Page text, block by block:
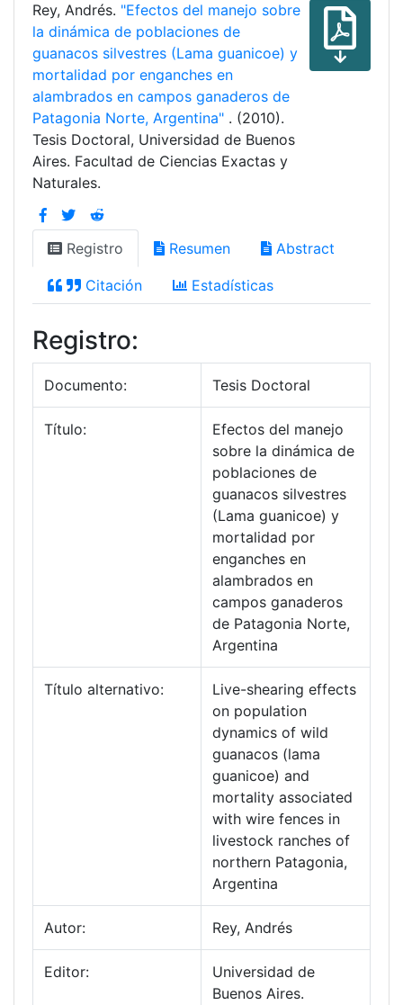
Rey, Andrés. "Efectos del manejo sobre
la dinámica de poblaciones de
guanacos silvestres (Lama guanicoe) y
mortalidad por enganches en
alambrados en campos ganaderos de
Patagonia Norte, Argentina" . (2010).
Tesis Doctoral, Universidad de Buenos
Aires. Facultad de Ciencias Exactas y
Naturales.
Registro Resumen Abstract
Citación Estadísticas
Registro:
Documento: Tesis Doctoral
Título:
Efectos del manejo
sobre la dinámica de
poblaciones de
guanacos silvestres
(Lama guanicoe) y
mortalidad por
enganches en
alambrados en
campos ganaderos
de Patagonia Norte,
Argentina
Título alternativo:
Live-shearing effects
on population
dynamics of wild
guanacos (lama
guanicoe) and
mortality associated
with wire fences in
livestock ranches of
northern Patagonia,
Argentina
Autor: Rey, Andrés
Editor:
Universidad de
Buenos Aires.